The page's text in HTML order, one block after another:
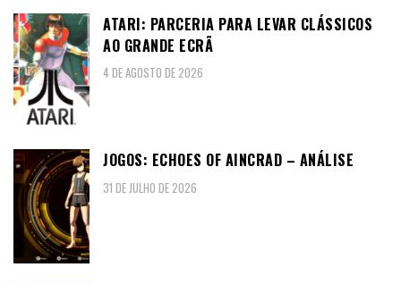
ATARI: PARCERIA PARA LEVAR CLÁSSICOS
AO GRANDE ECRÃ
4 DE AGOSTO DE 2026
JOGOS: ECHOES OF AINCRAD – ANÁLISE
31 DE JULHO DE 2026